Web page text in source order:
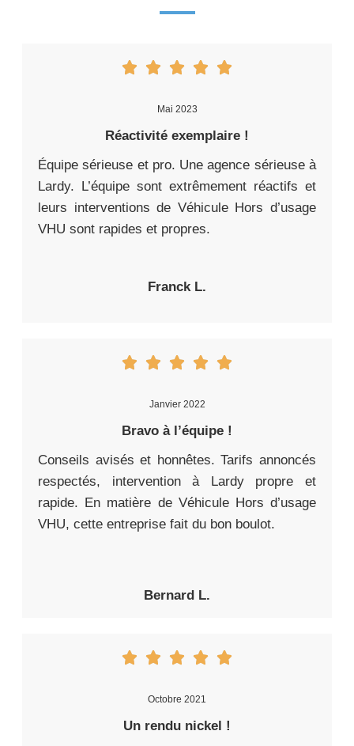
Mai 2023
Réactivité exemplaire !
Équipe sérieuse et pro. Une agence sérieuse à
Lardy. L’équipe sont extrêmement réactifs et
leurs interventions de Véhicule Hors d’usage
VHU sont rapides et propres.
Franck L.
Janvier 2022
Bravo à l’équipe !
Conseils avisés et honnêtes. Tarifs annoncés
respectés, intervention à Lardy propre et
rapide. En matière de Véhicule Hors d’usage
VHU, cette entreprise fait du bon boulot.
Bernard L.
Octobre 2021
Un rendu nickel !